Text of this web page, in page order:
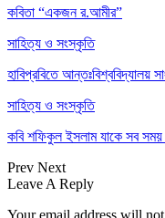
কবিতা “একজন র.আমীর”
সাহিত্য ও সংস্কৃতি
হাবিপ্রবিতে আন্তঃবিশ্ববিদ্যালয়
সাহিত্য ও সংস্কৃতি
কবি শফিকুল ইসলাম যাকে সব সময়
Prev Next
Leave A Reply
Your email address will not